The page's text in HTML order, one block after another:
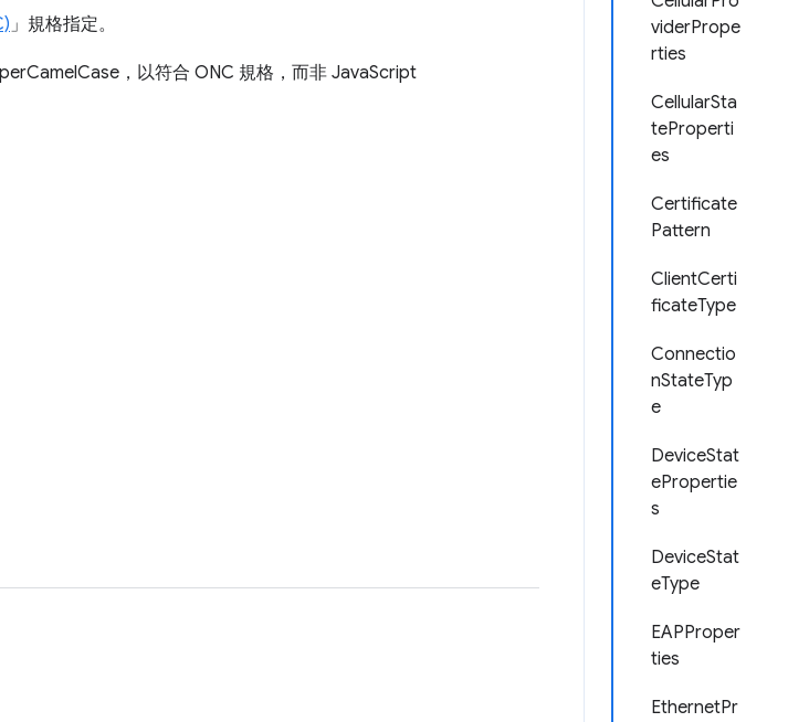
viderPrope
rties
CellularSta
teProperti
es
Certificate
Pattern
ClientCerti
ficateType
Connectio
nStateTyp
e
DeviceStat
ePropertie
s
DeviceStat
eType
EAPProper
ties
EthernetPr
」規格指定。
，以符合 ONC 規格，而非 JavaScript